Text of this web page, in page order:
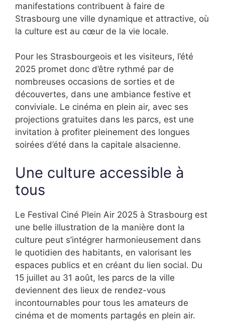
manifestations contribuent à faire de
Strasbourg une ville dynamique et attractive, où
la culture est au cœur de la vie locale.
Pour les Strasbourgeois et les visiteurs, l’été
2025 promet donc d’être rythmé par de
nombreuses occasions de sorties et de
découvertes, dans une ambiance festive et
conviviale. Le cinéma en plein air, avec ses
projections gratuites dans les parcs, est une
invitation à profiter pleinement des longues
soirées d’été dans la capitale alsacienne.
Une culture accessible à
tous
Le Festival Ciné Plein Air 2025 à Strasbourg est
une belle illustration de la manière dont la
culture peut s’intégrer harmonieusement dans
le quotidien des habitants, en valorisant les
espaces publics et en créant du lien social. Du
15 juillet au 31 août, les parcs de la ville
deviennent des lieux de rendez-vous
incontournables pour tous les amateurs de
cinéma et de moments partagés en plein air.